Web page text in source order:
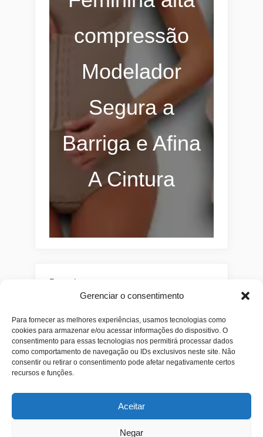
Gerenciar o consentimento
Para fornecer as melhores experiências, usamos tecnologias como
cookies para armazenar e/ou acessar informações do dispositivo. O
consentimento para essas tecnologias nos permitirá processar dados
como comportamento de navegação ou IDs exclusivos neste site. Não
consentir ou retirar o consentimento pode afetar negativamente certos
recursos e funções.
Aceitar
Negar
compressão
Modelador
Segura a
Barriga e Afina
A Cintura
Pesquisar
Combos